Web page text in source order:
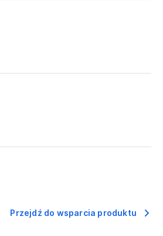
Przejdź do wsparcia produktu